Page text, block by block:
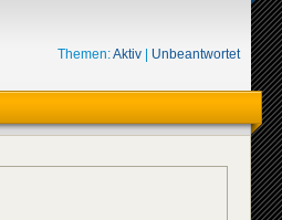
Themen:Aktiv
Unbeantwortet